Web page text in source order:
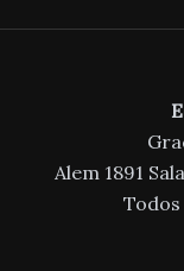
Alem 1891